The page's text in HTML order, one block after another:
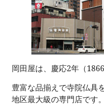
岡田屋は、慶応2年（1866
豊富な品揃えで寺院仏具
地区最大級の専門店です。